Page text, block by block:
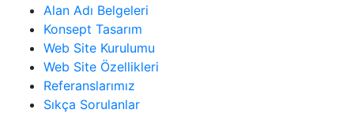
Alan Adı Belgeleri
Konsept Tasarım
Web Site Kurulumu
Web Site Özellikleri
Referanslarımız
Sıkça Sorulanlar